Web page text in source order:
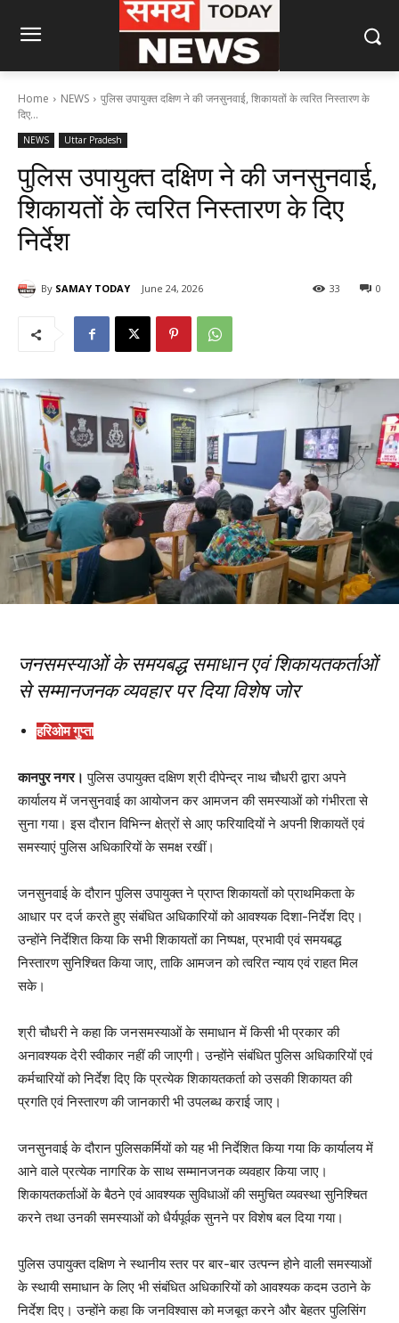
Home NEWS
पुलिस उपायुक्त दक्षिण ने की जनसुनवाई, शिकायतों के त्वरित निस्तारण के
दिए...
NEWS Uttar Pradesh
पुलिस उपायुक्त दक्षिण ने की जनसुनवाई,
शिकायतों के त्वरित निस्तारण के दिए
निर्देश
By SAMAY TODAY June 24, 2026 0
33
जनसमस्याओं के समयबद्ध समाधान एवं शिकायतकर्ताओं
से सम्मानजनक व्यवहार पर दिया विशेष जोर
हरिओम गुप्ता
कानपुर नगर। पुलिस उपायुक्त दक्षिण श्री दीपेन्द्र नाथ चौधरी द्वारा अपने
कार्यालय में जनसुनवाई का आयोजन कर आमजन की समस्याओं को गंभीरता से
सुना गया। इस दौरान विभिन्न क्षेत्रों से आए फरियादियों ने अपनी शिकायतें एवं
समस्याएं पुलिस अधिकारियों के समक्ष रखीं।
जनसुनवाई के दौरान पुलिस उपायुक्त ने प्राप्त शिकायतों को प्राथमिकता के
आधार पर दर्ज करते हुए संबंधित अधिकारियों को आवश्यक दिशा-निर्देश दिए।
उन्होंने निर्देशित किया कि सभी शिकायतों का निष्पक्ष, प्रभावी एवं समयबद्ध
निस्तारण सुनिश्चित किया जाए, ताकि आमजन को त्वरित न्याय एवं राहत मिल
सके।
श्री चौधरी ने कहा कि जनसमस्याओं के समाधान में किसी भी प्रकार की
अनावश्यक देरी स्वीकार नहीं की जाएगी। उन्होंने संबंधित पुलिस अधिकारियों एवं
कर्मचारियों को निर्देश दिए कि प्रत्येक शिकायतकर्ता को उसकी शिकायत की
प्रगति एवं निस्तारण की जानकारी भी उपलब्ध कराई जाए।
जनसुनवाई के दौरान पुलिसकर्मियों को यह भी निर्देशित किया गया कि कार्यालय में
आने वाले प्रत्येक नागरिक के साथ सम्मानजनक व्यवहार किया जाए।
शिकायतकर्ताओं के बैठने एवं आवश्यक सुविधाओं की समुचित व्यवस्था सुनिश्चित
करने तथा उनकी समस्याओं को धैर्यपूर्वक सुनने पर विशेष बल दिया गया।
पुलिस उपायुक्त दक्षिण ने स्थानीय स्तर पर बार-बार उत्पन्न होने वाली समस्याओं
के स्थायी समाधान के लिए भी संबंधित अधिकारियों को आवश्यक कदम उठाने के
निर्देश दिए। उन्होंने कहा कि जनविश्वास को मजबूत करने और बेहतर पुलिसिंग